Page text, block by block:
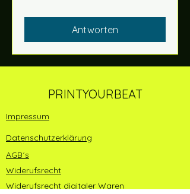
Antworten
PRINTYOURBEAT
Impressum
Datenschutzerklärung
AGB´s
Widerufsrecht
Widerufsrecht digitaler Waren